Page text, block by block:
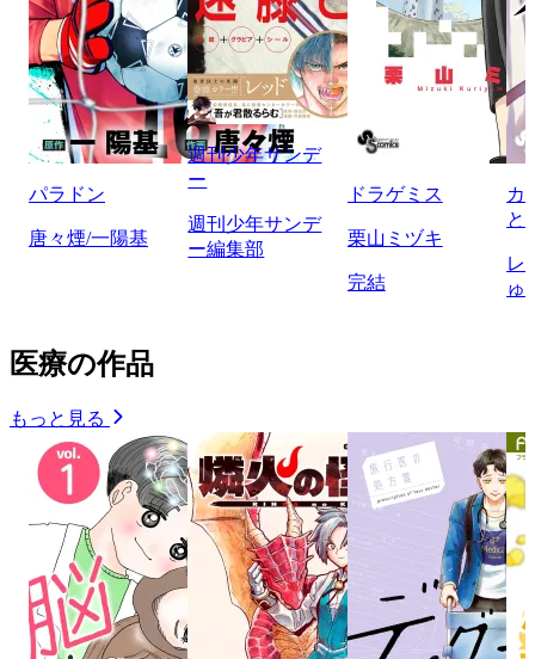
パラドン
唐々煙/一陽基
週刊少年サンデ
ー
週刊少年サンデ
ー編集部
ドラゲミス
栗山ミヅキ
完結
カ
と
レ
ゅ
医療の作品
もっと見る